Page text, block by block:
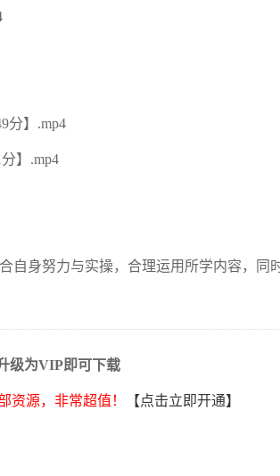
分】.mp4
】.mp4
自身努力与实操，合理运用所学内容，同
级为VIP即可下载
资源，非常超值！ 【点击立即开通】